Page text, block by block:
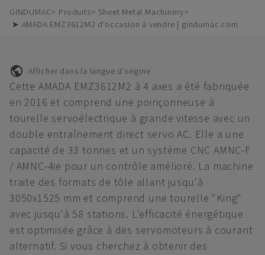
GINDUMAC Produits
Sheet Metal Machinery
➤ AMADA EMZ3612M2 d'occasion à vendre | gindumac.com
Afficher dans la langue d'origine
Cette AMADA EMZ3612M2 à 4 axes a été fabriquée
en 2016 et comprend une poinçonneuse à
tourelle servoélectrique à grande vitesse avec un
double entraînement direct servo AC. Elle a une
capacité de 33 tonnes et un système CNC AMNC-F
/ AMNC-4ie pour un contrôle amélioré. La machine
traite des formats de tôle allant jusqu'à
3050x1525 mm et comprend une tourelle "King"
avec jusqu'à 58 stations. L'efficacité énergétique
est optimisée grâce à des servomoteurs à courant
alternatif. Si vous cherchez à obtenir des